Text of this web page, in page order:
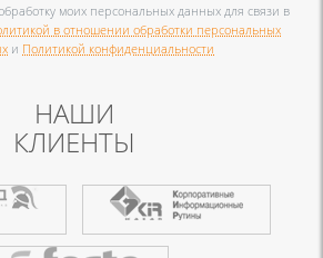
моих персональных данных для связи в
в отношении обработки персональных
и Политикой конфиденциальности
НАШИ
КЛИЕНТЫ